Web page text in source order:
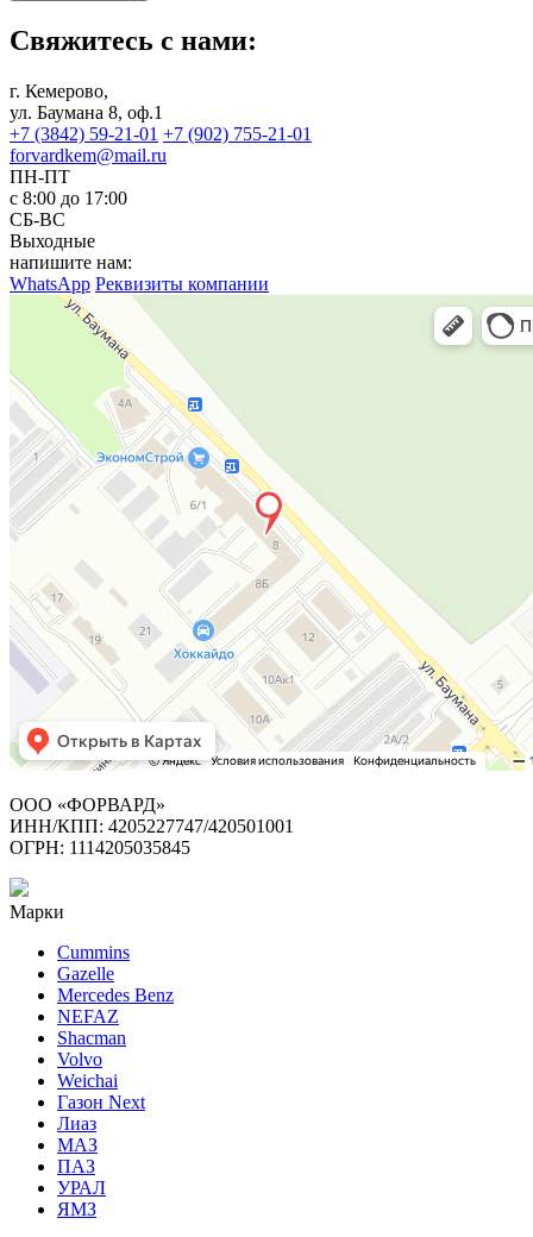
Свяжитесь с нами:
г. Кемерово,
ул. Баумана 8, оф.1
+7 (3842) 59-21-01 +7 (902) 755-21-01
forvardkem@mail.ru
ПН-ПТ
с 8:00 до 17:00
СБ-ВС
Выходные
напишите нам:
WhatsApp Реквизиты компании
ООО «ФОРВАРД»
ИНН/КПП: 4205227747/420501001
ОГРН: 1114205035845
Марки
Cummins
Gazelle
Mercedes Benz
NEFAZ
Shacman
Volvo
Weichai
Газон Next
Лиаз
МАЗ
ПАЗ
УРАЛ
ЯМЗ